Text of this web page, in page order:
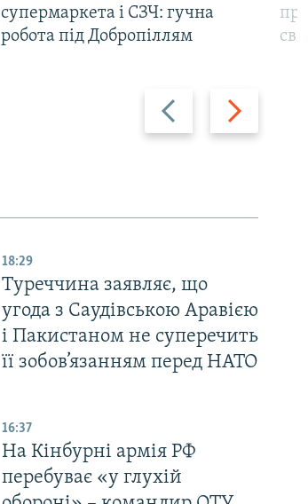
Назад Вперед
супермаркета і СЗЧ: гучна
робота під Добропіллям
18:29
Туреччина заявляє, що
угода з Саудівською Аравією
і Пакистаном не суперечить
її зобов’язанням перед НАТО
16:37
На Кінбурні армія РФ
перебуває «у глухій